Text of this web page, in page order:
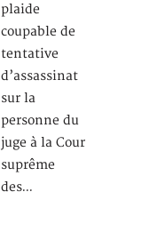
plaide
coupable de
tentative
d’assassinat
sur la
personne du
juge à la Cour
suprême
des…